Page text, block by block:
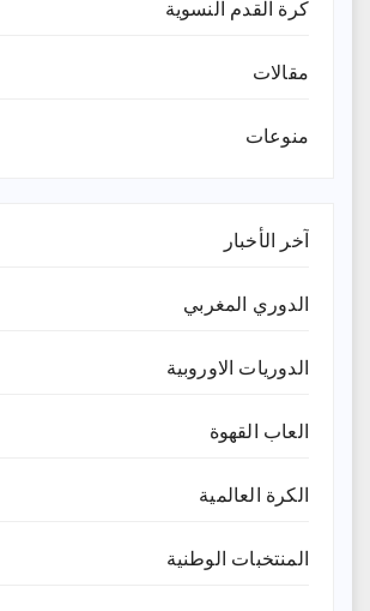
كرة القدم النسوية
مقالات
منوعات
آخر الأخبار
الدوري المغربي
الدوريات الاوروبية
العاب القهوة
الكرة العالمية
المنتخبات الوطنية